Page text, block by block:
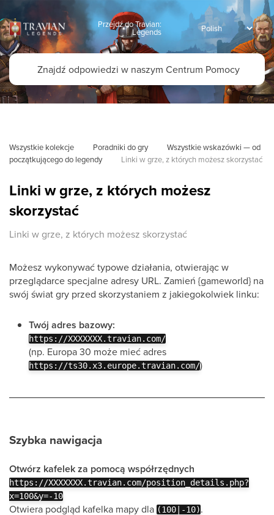
Przejdź do Travian:
Legends
Wszystkie kolekcje Poradniki do gry
Wszystkie wskazówki — od
początkującego do legendy
Linki w grze, z których możesz skorzystać
Linki w grze, z których możesz
skorzystać
Linki w grze, z których możesz skorzystać
Możesz wykonywać typowe działania, otwierając w
przeglądarce specjalne adresy URL. Zamień {gameworld} na
swój świat gry przed skorzystaniem z jakiegokolwiek linku:
Twój adres bazowy:
https://XXXXXXX.travian.com/
(np. Europa 30 może mieć adres
https://ts30.x3.europe.travian.com/)
Szybka nawigacja
Otwórz kafelek za pomocą współrzędnych
https://XXXXXXX.travian.com/position_details.php?
x=100&y=-10
Otwiera podgląd kafelka mapy dla (100|-10).